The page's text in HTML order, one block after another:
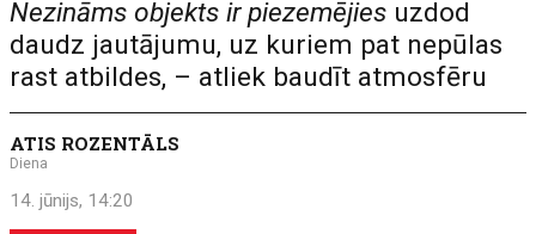
Nezināms objekts ir piezemējies uzdod
daudz jautājumu, uz kuriem pat nepūlas
rast atbildes, – atliek baudīt atmosfēru
ATIS ROZENTĀLS
Diena
14. jūnijs, 14:20